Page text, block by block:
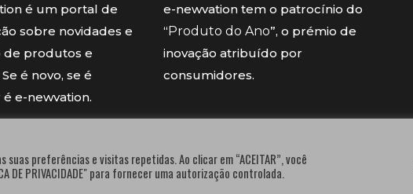
é um portal de
sobre novidades e
de produtos e
é novo, se é
e-newvation.
e-newvation tem o patrocínio do
“ Produto do Ano”, o prémio de
inovação atribuído por
consumidores.
preferências e visitas repetidas. Ao clicar em “ACEITAR”, você
DE PRIVACIDADE" para fornecer uma autorização controlada.